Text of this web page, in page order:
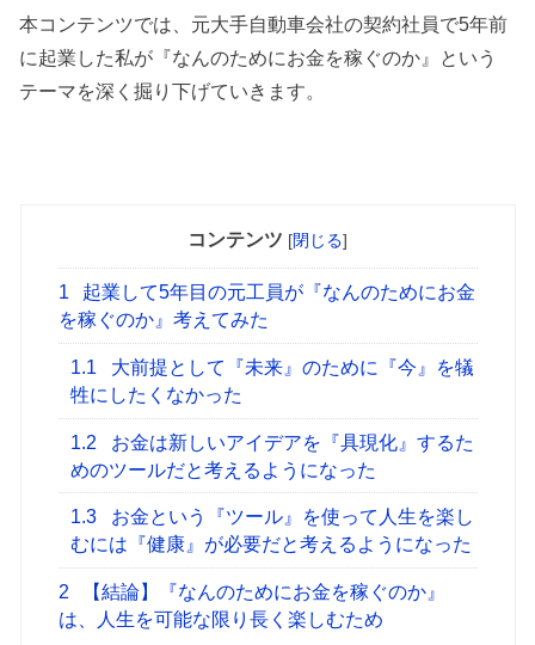
本コンテンツでは、元大手自動車会社の契約社員で5年前
に起業した私が『なんのためにお金を稼ぐのか』という
テーマを深く掘り下げていきます。
コンテンツ [閉じる]
1
起業して5年目の元工員が『なんのためにお金
を稼ぐのか』考えてみた
1.1
大前提として『未来』のために『今』を犠
牲にしたくなかった
1.2
お金は新しいアイデアを『具現化』するた
めのツールだと考えるようになった
1.3
お金という『ツール』を使って人生を楽し
むには『健康』が必要だと考えるようになった
2
【結論】『なんのためにお金を稼ぐのか』
は、人生を可能な限り長く楽しむため